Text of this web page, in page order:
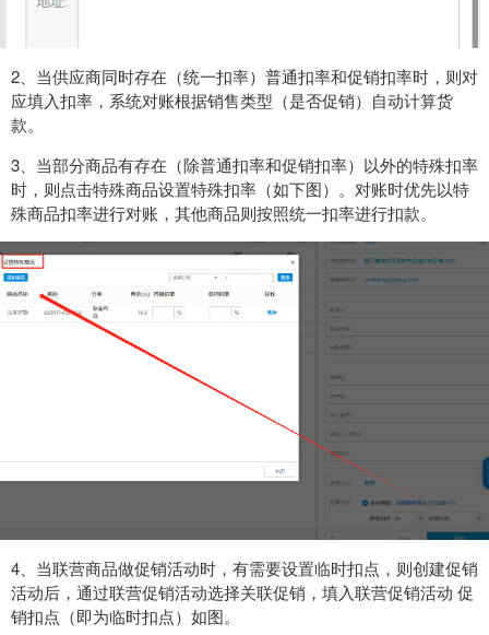
2、当供应商同时存在（统一扣率）普通扣率和促销扣率时，则对
应填入扣率，系统对账根据销售类型（是否促销）自动计算货
款。
3、当部分商品有存在（除普通扣率和促销扣率）以外的特殊扣率
时，则点击特殊商品设置特殊扣率（如下图）。对账时优先以特
殊商品扣率进行对账，其他商品则按照统一扣率进行扣款。
4、当联营商品做促销活动时，有需要设置临时扣点，则创建促销
活动后，通过联营促销活动选择关联促销，填入联营促销活动 促
销扣点（即为临时扣点）如图。